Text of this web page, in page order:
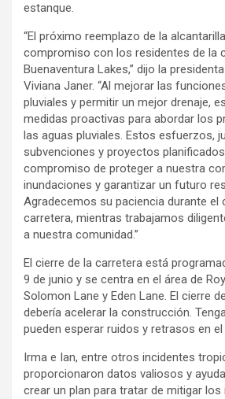
estanque.
“El próximo reemplazo de la
compromiso con los residentes de la
Buenaventura Lakes,” dijo la
Viviana Janer. “Al mejorar las
pluviales y permitir un mejor drenaje,
medidas proactivas para abordar los
las aguas pluviales. Estos esfuerzos,
subvenciones y proyectos
compromiso de proteger a nuestra
inundaciones y garantizar un futuro
Agradecemos su paciencia durante el
carretera, mientras trabajamos
a nuestra comunidad.”
El cierre de la carretera está
9 de junio y se centra en el área de
Solomon Lane y Eden Lane. El cierre
debería acelerar la construcción.
pueden esperar ruidos y retrasos en
Irma e Ian, entre otros incidentes
proporcionaron datos valiosos y
crear un plan para tratar de mitigar